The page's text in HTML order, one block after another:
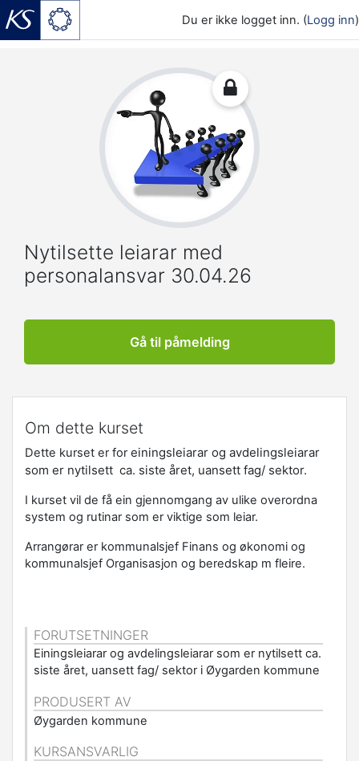
Du er ikke logget inn. (Logg inn)
Nytilsette leiarar med
personalansvar 30.04.26
Gå til påmelding
Om dette kurset
Dette kurset er foreiningsleiarar og avdelingsleiarar
som er nytilsett ca. siste året, uansett fag/ sektor.
I kurset vil de få ein gjennomgang av ulike overordna
system og rutinar som er viktige som leiar.
Arrangørar er kommunalsjef Finans og økonomi og
kommunalsjef Organisasjon og beredskap m fleire.
FORUTSETNINGER
Einingsleiarar og avdelingsleiarar som er nytilsett ca.
siste året, uansett fag/ sektor i Øygarden kommune
PRODUSERT AV
Øygarden kommune
KURSANSVARLIG